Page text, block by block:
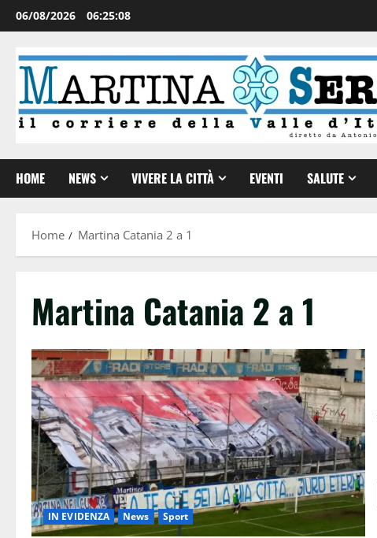
06/08/2026 06:25:08
HOME NEWS VIVERE LA CITTÀ EVENTI SALUTE
Home Martina Catania 2 a 1
Martina Catania 2 a 1
IN EVIDENZA News Sport